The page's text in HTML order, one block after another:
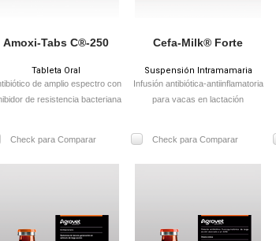
Amoxi-Tabs C®-250
Tableta Oral
de amplio espectro con
de resistencia bacteriana
Cefa-Milk® Forte
Suspensión Intramamaria
Infusión antibiótica-antiinflamatoria
para vacas en lactación
Check para Comparar Check para Comparar